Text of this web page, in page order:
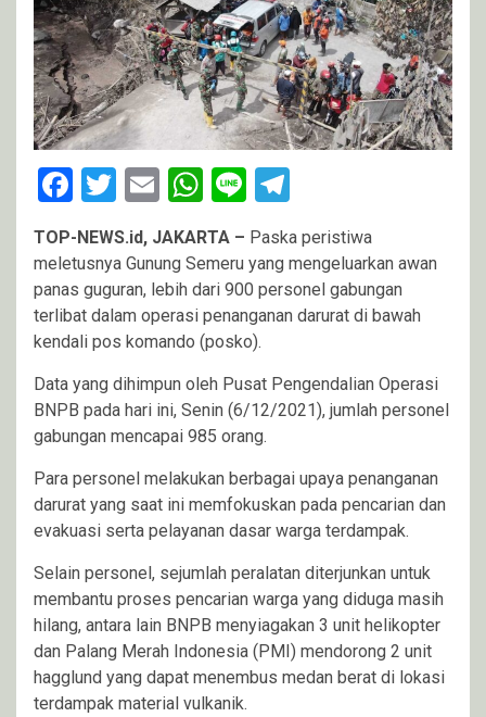
Facebook
Twitter
EmailWhatsApp
Line
TOP-NEWS.id, JAKARTA – Paska peristiwa
meletusnya Gunung Semeru yang mengeluarkan awan
panas guguran, lebih dari 900 personel gabungan
terlibat dalam operasi penanganan darurat di bawah
kendali pos komando (posko).
Data yang dihimpun oleh Pusat Pengendalian Operasi
BNPB pada hari ini, Senin (6/12/2021), jumlah personel
gabungan mencapai 985 orang.
Para personel melakukan berbagai upaya penanganan
darurat yang saat ini memfokuskan pada pencarian dan
evakuasi serta pelayanan dasar warga terdampak.
Selain personel, sejumlah peralatan diterjunkan untuk
membantu proses pencarian warga yang diduga masih
hilang, antara lain BNPB menyiagakan 3 unit helikopter
dan Palang Merah Indonesia (PMI) mendorong 2 unit
hagglund yang dapat menembus medan berat di lokasi
terdampak material vulkanik.